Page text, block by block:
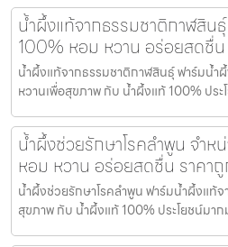
น้ำผึ้งแท้จากธรรมชาติกาฬสิน
100% หอม หวาน อร่อยสดชื่น
น้ำผึ้งแท้จากธรรมชาติกาฬสินธุ์ ฟาร์มน้ำ
หวานเพื่อสุขภาพ กับ น้ำผึ้งแท้ 100% ประ
น้ำผึ้งช่วยรักษาโรคลำพูน จำห
หอม หวาน อร่อยสดชื่น ราคา
น้ำผึ้งช่วยรักษาโรคลำพูน ฟาร์มน้ำผึ้งแท้
สุขภาพ กับ น้ำผึ้งแท้ 100% ประโยชน์มา